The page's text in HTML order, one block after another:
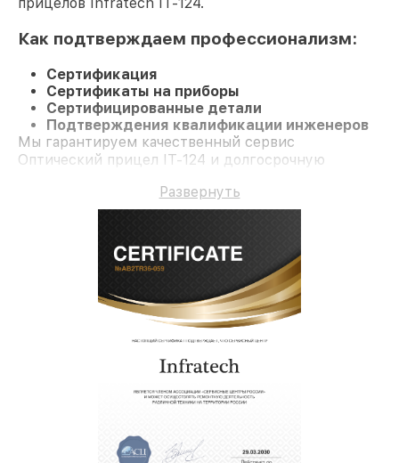
Как подтверждаем профессионализм:
Сертификация
Сертификаты на приборы
Сертифицированные детали
Подтверждения квалификации инженеров
Мы гарантируем качественный сервис
Оптический прицел IT-124 и долгосрочную
Развернуть